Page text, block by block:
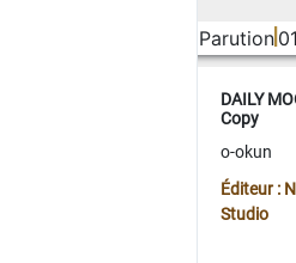
Parution
DAILY
Copy
o-okun
Éditeur :
Studio